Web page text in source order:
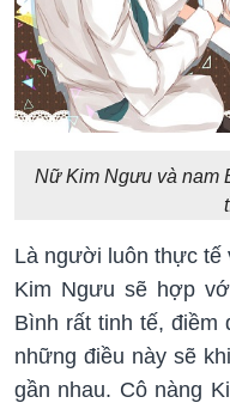
Nữ Kim Ngưu và nam
Là người luôn thực tế
Kim Ngưu sẽ hợp
Bình rất tinh tế, điềm
những điều này sẽ
gần nhau. Cô nàng